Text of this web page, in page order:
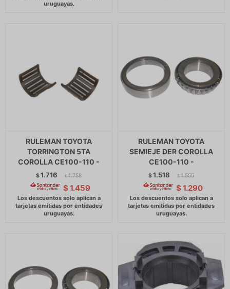
RULEMAN TOYOTA
TORRINGTON 5TA
COROLLA CE100-110 -
$1.716 $ 1.758
$ 1.459
RULEMAN TOYOTA
SEMIEJE DER COROLLA
CE100-110 -
$1.518 $ 1.555
$ 1.290